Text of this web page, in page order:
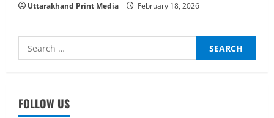
Uttarakhand Print Media February 18, 2026
Search
for:
FOLLOW US